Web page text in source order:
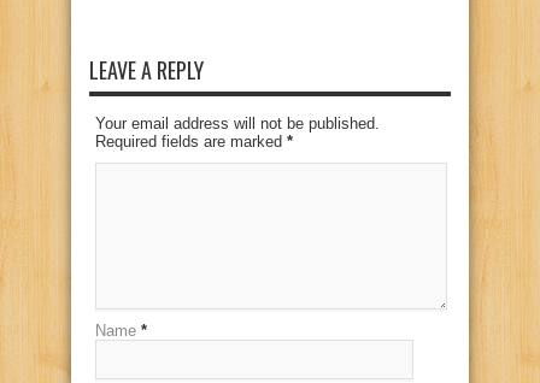
LEAVE A REPLY
Your email address will not be published.
Required fields are marked *
Name *